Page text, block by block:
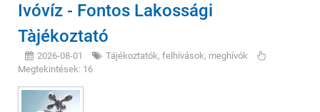
Ivóvíz - Fontos Lakossági
Tàjékoztató
2026-08-01
Tájékoztatók, felhívások, meghívók
Megtekintések: 16